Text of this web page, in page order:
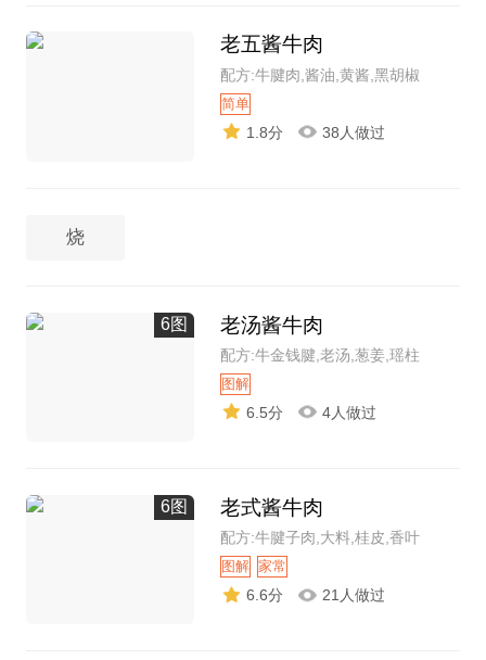
老五酱牛肉
配方:牛腱肉,酱油,黄酱,黑胡椒
简单
1.8分 38人做过
烧
6图 老汤酱牛肉
配方:牛金钱腱,老汤,葱姜,瑶柱
图解
6.5分 4人做过
6图 老式酱牛肉
配方:牛腱子肉,大料,桂皮,香叶
图解 家常
6.6分 21人做过